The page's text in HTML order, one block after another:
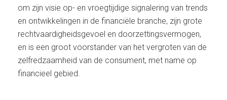
om zijn visie op- en vroegtijdige signalering van trends
en ontwikkelingen in de financiële branche, zijn grote
rechtvaardigheidsgevoel en doorzettingsvermogen,
en is een groot voorstander van het vergroten van de
zelfredzaamheid van de consument, met name op
financieel gebied.